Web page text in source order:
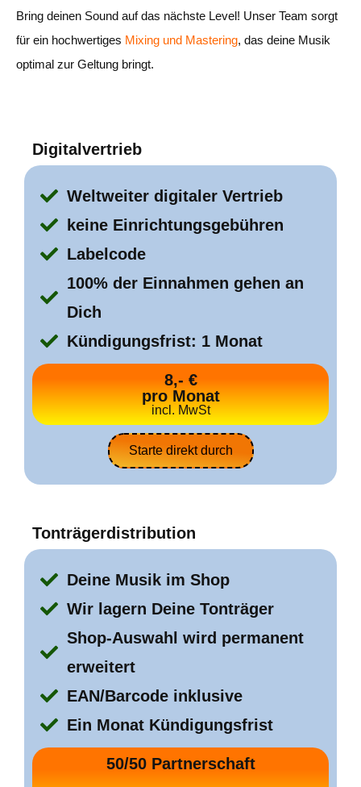
Bring deinen Sound auf das nächste Level! Unser Team sorgt
für ein hochwertiges Mixing und Mastering, das deine Musik
optimal zur Geltung bringt.
Digitalvertrieb
Weltweiter digitaler Vertrieb
keine Einrichtungsgebühren
Labelcode
100% der Einnahmen gehen an
Dich
Kündigungsfrist: 1 Monat
8,- €
pro Monat
incl. MwSt
Starte direkt durch
Tonträgerdistribution
Deine Musik im Shop
Wir lagern Deine Tonträger
Shop-Auswahl wird permanent
erweitert
EAN/Barcode inklusive
Ein Monat Kündigungsfrist
50/50 Partnerschaft